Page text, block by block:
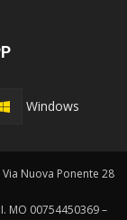
Windows
Nuova Ponente 28
MO 00754450369 –